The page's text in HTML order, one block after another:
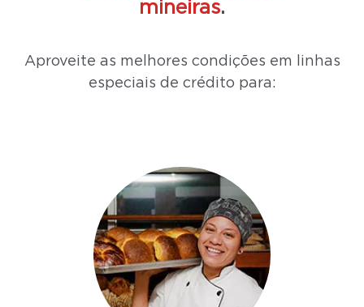
mineiras.
Aproveite as melhores condições em linhas
especiais de crédito para: